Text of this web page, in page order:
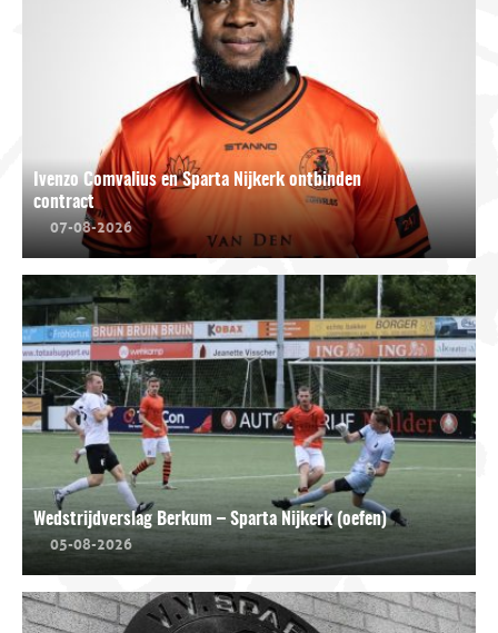
Ivenzo Comvalius en Sparta Nijkerk ontbinden
contract
07-08-2026
Wedstrijdverslag Berkum – Sparta Nijkerk (oefen)
05-08-2026